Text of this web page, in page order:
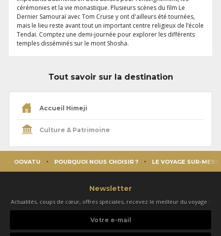
cérémonies et la vie monastique. Plusieurs scènes du film Le
Dernier Samouraï avec Tom Cruise y ont d'ailleurs été tournées,
mais le lieu reste avant tout un important centre religieux de l’école
Tendai. Comptez une demi-journée pour explorer les différents
temples disséminés sur le mont Shosha.
Tout savoir sur la destination
Accueil Himeji
Culture & Patrimoine
OOVATU POURQUOI NOUS CHOISIR ? LE VOYAGE SUR-
Newsletter
Actualités, coups de cœur, offres spéciales, recevez le meilleur du voyage :
e-